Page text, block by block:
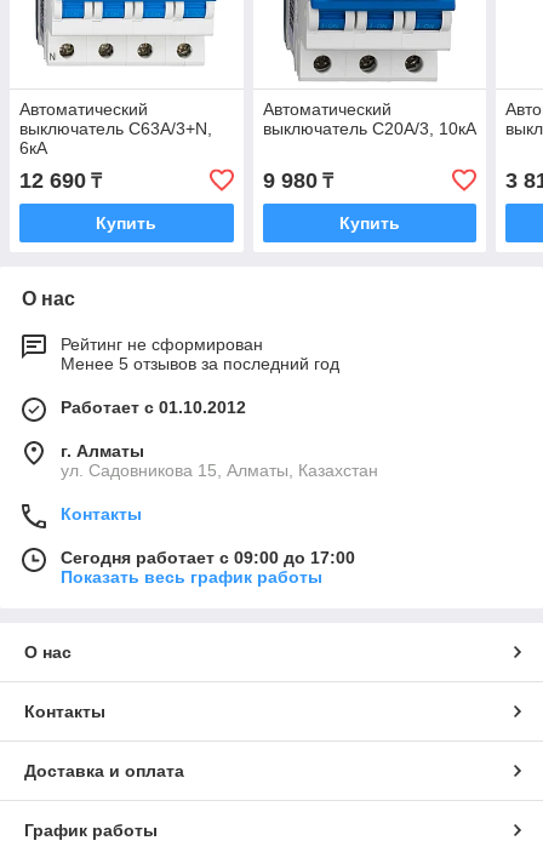
Автоматический
выключатель C63А/3+N,
6кА
12 690 ₸
Купить
Автоматический
выключатель C20А/3, 10кА
9 980₸
Купить
3
О нас
Рейтинг не сформирован
Менее 5 отзывов за последний год
Работает с 01.10.2012
г. Алматы
ул. Садовникова 15, Алматы, Казахстан
Контакты
Сегодня работает с 09:00 до 17:00
Показать весь график работы
О нас
Контакты
Доставка и оплата
График работы